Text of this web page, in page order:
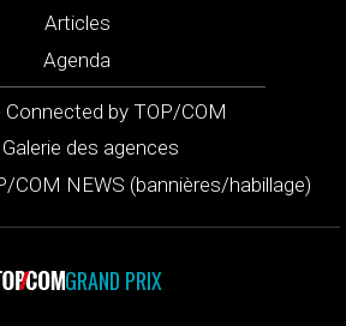
Articles
Agenda
Connected by TOP/COM
Galerie des agences
COM NEWS (bannières/habillage)
GRAND PRIX